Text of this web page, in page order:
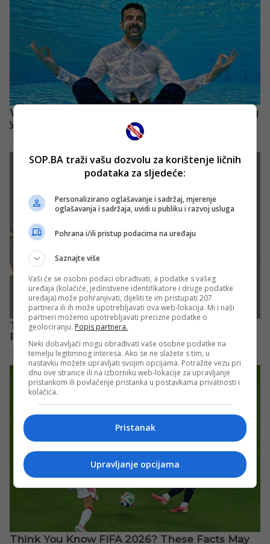
SOP.BA traži vašu dozvolu za korištenje ličnih
podataka za sljedeće:
Personalizirano oglašavanje i sadržaj, mjerenje
oglašavanja i sadržaja, uvidi u publiku i razvoj usluga
Pohrana i/ili pristup podacima na uređaju
Saznajte više
Vaši će se osobni podaci obrađivati, a podatke s vašeg
uređaja (kolačiće, jedinstvene identifikatore i druge podatke
uređaja) može pohranjivati, dijeliti te im pristupati 207
partnera ili ih može upotrebljavati ova web-lokacija. Mi i naši
partneri možemo upotrebljavati precizne podatke o
geolociranju. Popis partnera.
Neki dobavljači mogu obrađivati vaše osobne podatke na
temelju legitimnog interesa. Ako se ne slažete s tim, u
nastavku možete upravljati svojim opcijama. Potražite vezu pri
dnu ove stranice ili na izborniku web-lokacije za upravljanje
pristankom ili povlačenje pristanka u postavkama privatnosti i
kolačića.
Pristanak
Upravljanje opcijama